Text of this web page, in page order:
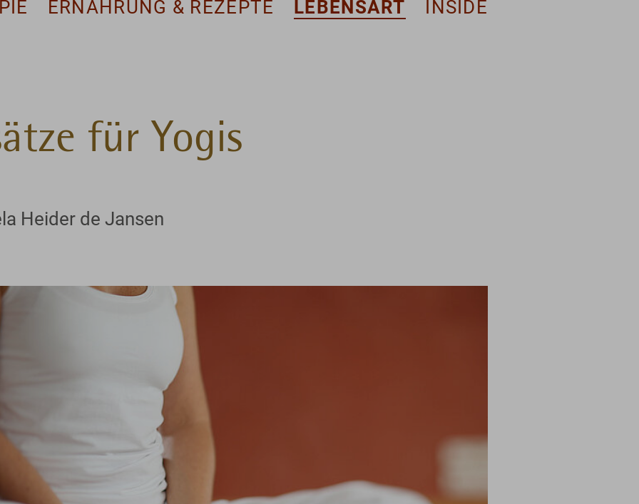
ERNÄHRUNG & REZEPTE LEBENSART INSIDE
für Yogis
Heider de Jansen